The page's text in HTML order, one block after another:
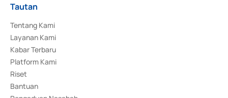
Tautan
Tentang Kami
Layanan Kami
Kabar Terbaru
Platform Kami
Riset
Bantuan